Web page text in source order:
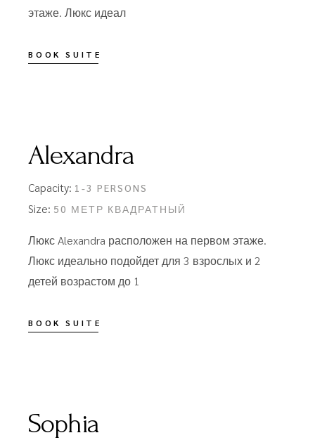
этаже. Люкс идеал
BOOK SUITE
Alexandra
Capacity: 1-3 PERSONS
Size: 50 МЕТР КВАДРАТНЫЙ
Люкс Alexandra расположен на первом этаже.
Люкс идеально подойдет для 3 взрослых и 2
детей возрастом до 1
BOOK SUITE
Sophia